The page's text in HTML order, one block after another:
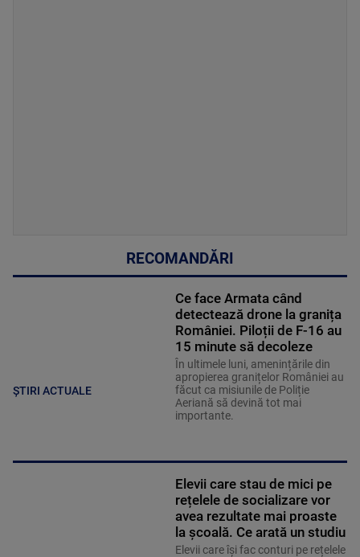
RECOMANDĂRI
ȘTIRI ACTUALE
Ce face Armata când
detectează drone la granița
României. Piloții de F-16 au
15 minute să decoleze
În ultimele luni, amenințările din
apropierea granițelor României au
făcut ca misiunile de Poliție
Aeriană să devină tot mai
importante.
Elevii care stau de mici pe
rețelele de socializare vor
avea rezultate mai proaste
la școală. Ce arată un studiu
Elevii care îşi fac conturi pe rețelele